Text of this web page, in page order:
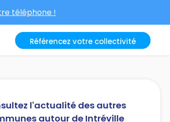
téléphone !
Référencez votre collectivité
l'actualité des autres
autour de Intréville